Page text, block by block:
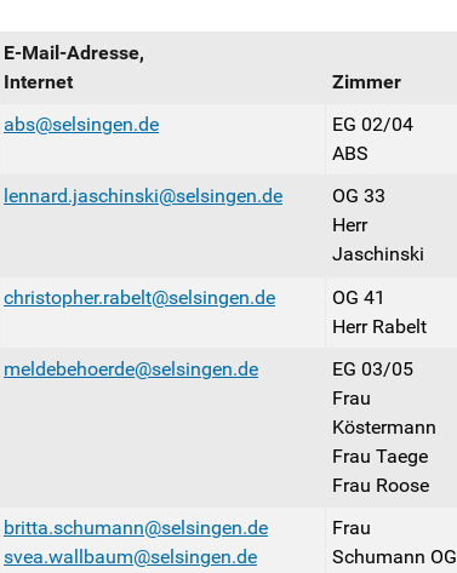
E-Mail-Adresse,
Internet
Zimmer
abs@selsingen.de
EG 02/04
ABS
lennard.jaschinski@selsingen.de
OG 33
Herr
Jaschinski
christopher.rabelt@selsingen.de
OG 41
Herr Rabelt
meldebehoerde@selsingen.de
EG 03/05
Frau
Köstermann
Frau Taege
Frau Roose
britta.schumann@selsingen.de
svea.wallbaum@selsingen.de
Frau
Schumann OG